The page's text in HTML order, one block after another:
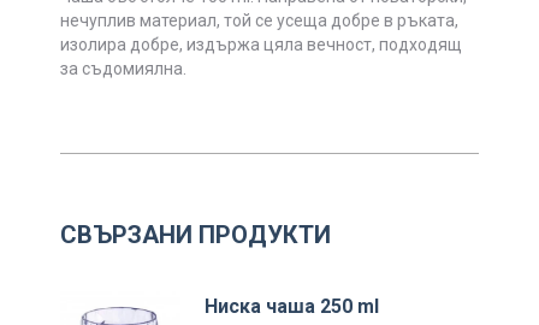
нечуплив материал, той се усеща добре в ръката,
изолира добре, издържа цяла вечност, подходящ
за съдомиялна.
СВЪРЗАНИ ПРОДУКТИ
Ниска чаша 250 ml